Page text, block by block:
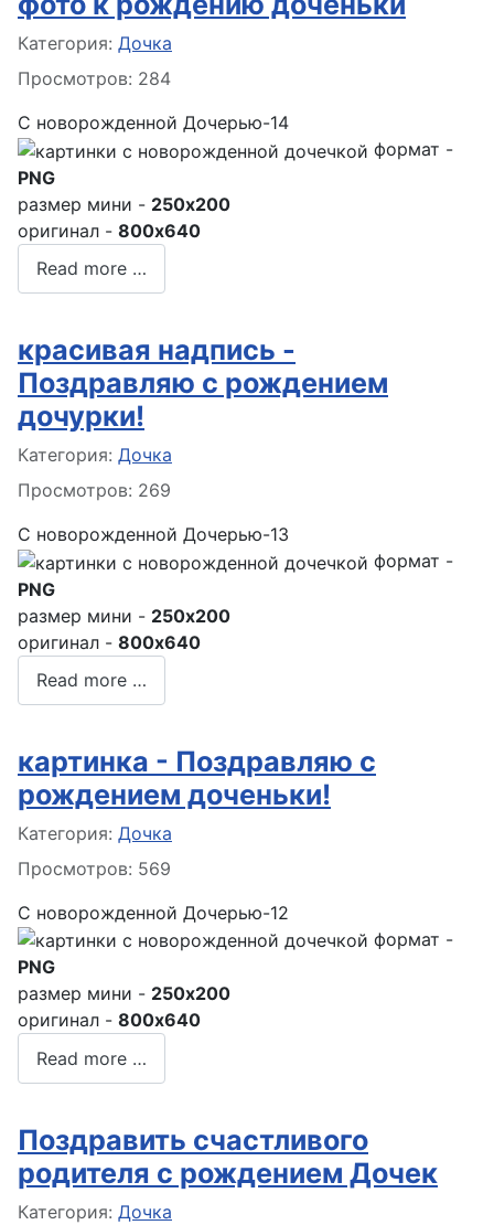
Информация о материале
Категория: Дочка
Просмотров: 284
С новорожденной Дочерью-14
формат -
PNG
размер мини - 250x200
оригинал - 800x640
Read more …
красивая надпись -
Поздравляю с рождением
дочурки!
Информация о материале
Категория: Дочка
Просмотров: 269
С новорожденной Дочерью-13
формат -
PNG
размер мини - 250x200
оригинал - 800x640
Read more …
картинка - Поздравляю с
рождением доченьки!
Информация о материале
Категория: Дочка
Просмотров: 569
С новорожденной Дочерью-12
формат -
PNG
размер мини - 250x200
оригинал - 800x640
Read more …
Поздравить счастливого
родителя с рождением Дочек
Информация о материале
Категория: Дочка